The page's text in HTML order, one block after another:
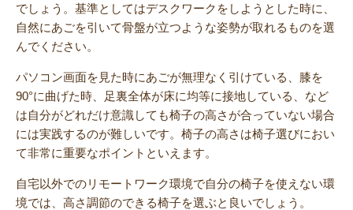
でしょう。基準としてはデスクワークをしようとした時に、
自然にあごを引いて骨盤が立つような姿勢が取れるものを選
んでください。
パソコン画面を見た時にあごが無理なく引けている、膝を
90°に曲げた時、足裏全体が床に均等に接地している、など
は自分がどれだけ意識しても椅子の高さが合っていない場合
には実践するのが難しいです。椅子の高さは椅子選びにおい
て非常に重要なポイントといえます。
自宅以外でのリモートワーク環境で自分の椅子を使えない環
境では、高さ調節のできる椅子を選ぶと良いでしょう。